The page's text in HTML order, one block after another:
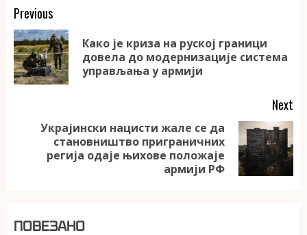
Continue
Reading
Previous
Како је криза на руској граници
довела до модернизације система
управљања у армији
Next
Украјински нацисти жале се да
становништво приграничних
регија одаје њихове положаје
армији РФ
ПОВЕЗАНО